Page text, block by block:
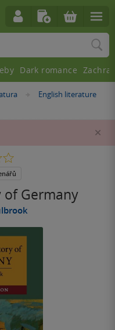
»
English literature
of Germany
Dark romance